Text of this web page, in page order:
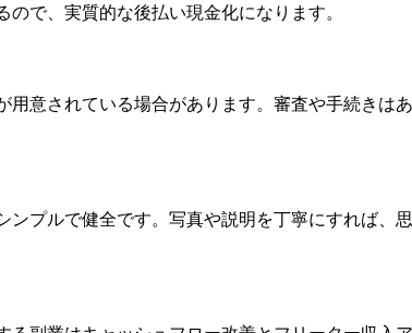
で、実質的な後払い現金化になります。
意されている場合があります。審査や手続き
プルで健全です。写真や説明を丁寧にすれば